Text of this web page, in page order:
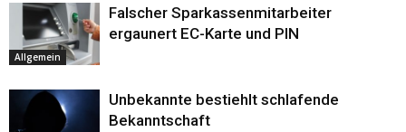
Allgemein
Falscher Sparkassenmitarbeiter
ergaunert EC-Karte und PIN
Unbekannte bestiehlt schlafende
Bekanntschaft